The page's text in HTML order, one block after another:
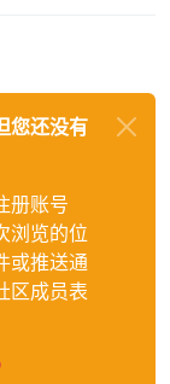
您还没有
册账号
浏览的位
或推送通
区成员表